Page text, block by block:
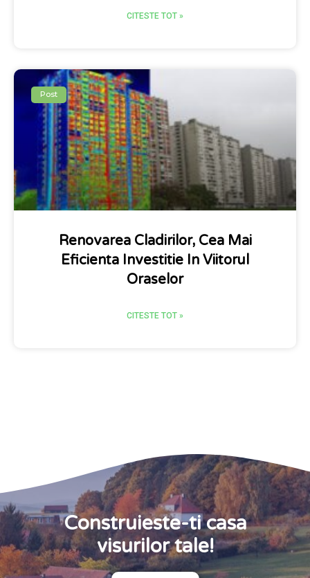
CITESTE TOT »
Post
Renovarea Cladirilor, Cea Mai
Eficienta Investitie In Viitorul
Oraselor
CITESTE TOT »
Construieste-ti casa
visurilor tale!